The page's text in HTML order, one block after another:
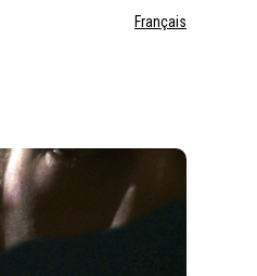
Français